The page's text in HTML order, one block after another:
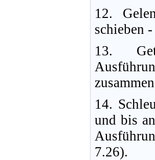
12.
schieben
13.
14.
und bis
7.26).